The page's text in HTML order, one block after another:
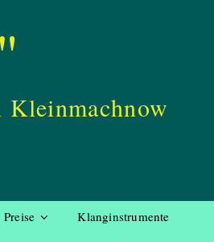
Preise Klanginstrumente